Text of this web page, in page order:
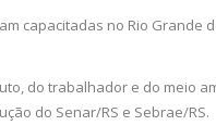
capacitadas no Rio Grande
do trabalhador e do meio
do Senar/RS e Sebrae/RS.